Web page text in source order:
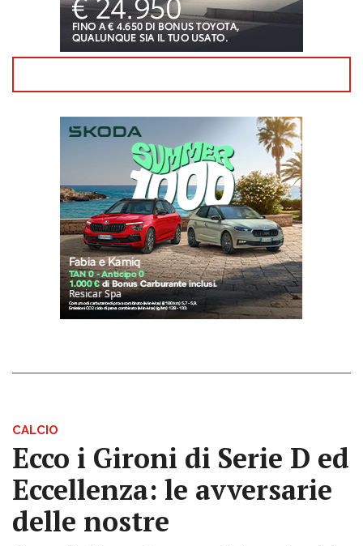
CALCIO
Ecco i Gironi di Serie D ed
Eccellenza: le avversarie
delle nostre